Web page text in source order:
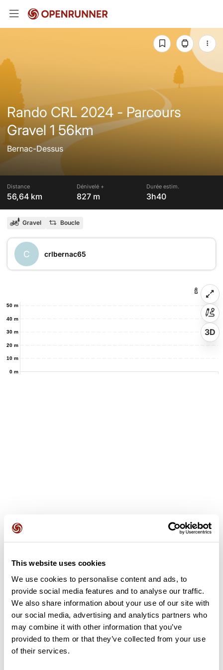
This website uses cookies
We use cookies to personalise content and ads, to
provide social media features and to analyse our traffic.
We also share information about your use of our site with
our social media, advertising and analytics partners who
may combine it with other information that you’ve
provided to them or that they’ve collected from your use
of their services.
Rando CRL 2024 - Parcours
Gravel 1 56km
Bernac-Dessus
Distance
56,64 km
Dénivelé +
827 m
Durée estim.
3h40
Gravel Boucle
C crlbernac65
0 m
10 m
20 m
30 m
40 m
50 m
3D
Avis des utilisateurs
Soyez le premier à ajouter un avis !
Ajouter un avis
Résumé